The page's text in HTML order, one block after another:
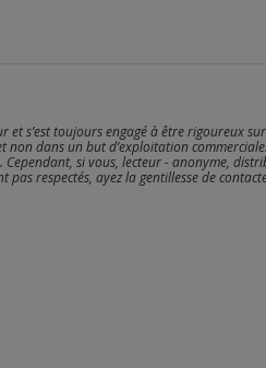
et s’est toujours engagé à être rigoureux
non dans un but d’exploitation
si vous, lecteur - anonyme,
respectés, ayez la gentillesse de